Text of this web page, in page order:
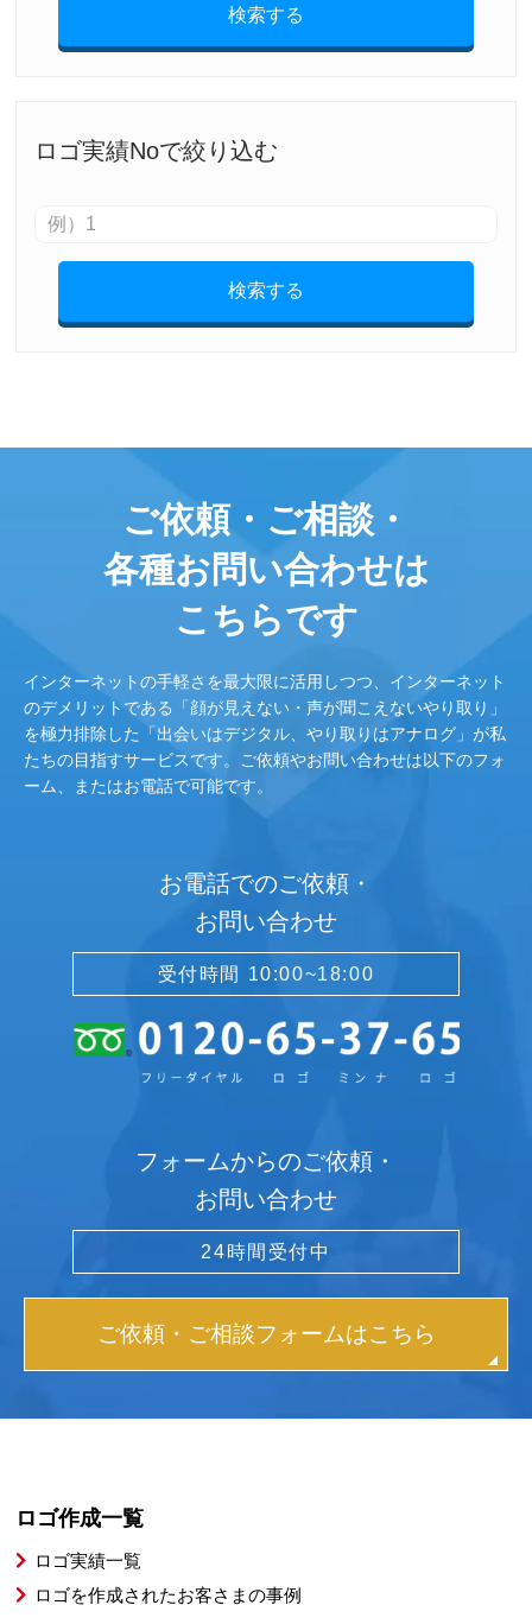
検索する
ロゴ実績Noで絞り込む
検索する
ご依頼・ご相談・
各種お問い合わせは
こちらです
インターネットの手軽さを最大限に活用しつつ、インターネット
のデメリットである「顔が見えない・声が聞こえないやり取り」
を極力排除した「出会いはデジタル、やり取りはアナログ」が私
たちの目指すサービスです。ご依頼やお問い合わせは以下のフォ
ーム、またはお電話で可能です。
お電話でのご依頼・
お問い合わせ
受付時間 10:00~18:00
フォームからのご依頼・
お問い合わせ
24時間受付中
ご依頼・ご相談フォームはこちら
ロゴ作成一覧
ロゴ実績一覧
ロゴを作成されたお客さまの事例